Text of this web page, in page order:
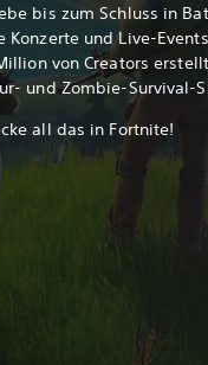
bis zum Schluss in
Konzerte und Live-
von Creators
und Zombie-Survival-
all das in Fortnite!